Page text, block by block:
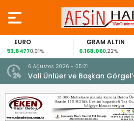
EURO
53,84770,01%
GRAM ALTIN
6.168,060,22%
6 Ağustos 2026 - 05:21
Vali Ünlüer ve Başkan
Müdürlüğü’ne ziyaret.